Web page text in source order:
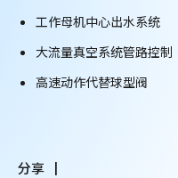
工作母机中心出水系统
大流量真空系统管路控制
高速动作代替球型阀
分享